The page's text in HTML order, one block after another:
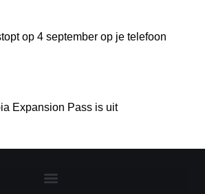
op 4 september op je telefoon
Expansion Pass is uit